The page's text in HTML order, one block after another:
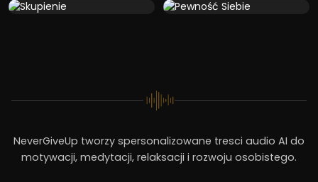
NeverGiveUp tworzy spersonalizowane tresci audio AI do
motywacji, medytacji, relaksacji i rozwoju osobistego.